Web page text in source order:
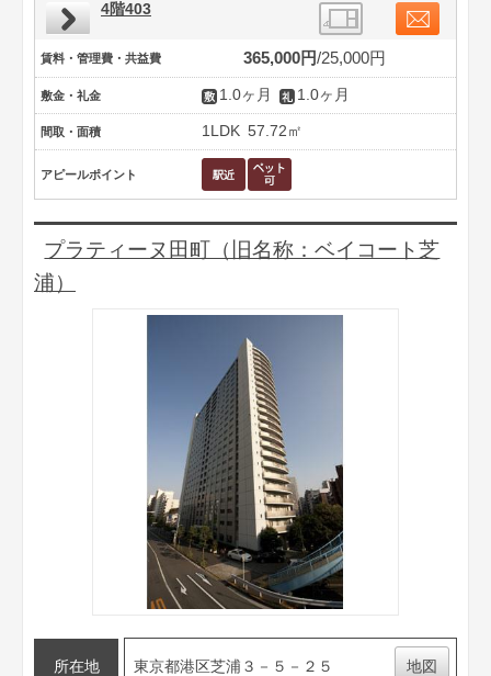
4階403
賃料・管理費・共益費 365,000円 25,000円
敷金・礼金 1.0ヶ月 1.0ヶ月
間取・面積 1LDK 57.72㎡
アピールポイント
プラティーヌ田町（旧名称：ベイコート芝
浦）
所在地 東京都港区芝浦３－５－２５ 地図